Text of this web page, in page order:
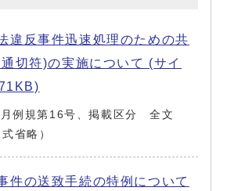
違反事件迅速処理のための共
切符)の実施について (サイ
例規第16号、掲載区分 全文
省略）
件の送致手続の特例について